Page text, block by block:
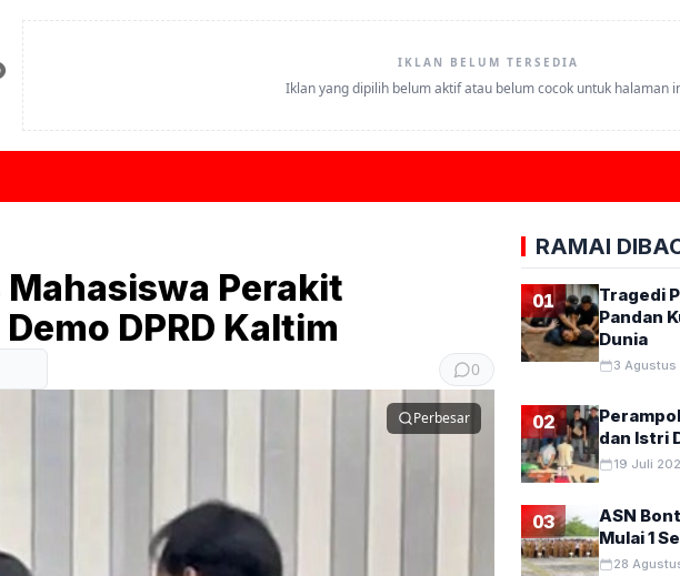
IKLAN BELUM TERSEDIA
Iklan yang dipilih belum aktif atau belum cocok untuk halaman
Perakit
DPRD Kaltim
0
Perbesar
RAMAI
01
Tragedi
Pandan
Dunia
3 Agustus
02
dan Istri
19 Juli
03
ASN
Mulai 1
28